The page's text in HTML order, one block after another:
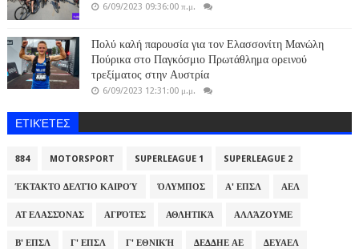
6/09/2023 09:36:00 π.μ.
Πολύ καλή παρουσία για τον Ελασσονίτη Μανώλη
Πούρικα στο Παγκόσμιο Πρωτάθλημα ορεινού
τρεξίματος στην Αυστρία
6/09/2023 12:31:00 μ.μ.
ΕΤΙΚΈΤΕΣ
884 MOTORSPORT SUPERLEAGUE 1 SUPERLEAGUE 2
ΈΚΤΑΚΤΟ ΔΕΛΤΊΟ ΚΑΙΡΟΎ ΌΛΥΜΠΟΣ Α' ΕΠΣΛ ΑΕΛ
ΑΤ ΕΛΑΣΣΌΝΑΣ ΑΓΡΌΤΕΣ ΑΘΛΗΤΙΚΆ ΑΛΛΆΖΟΥΜΕ
Β' ΕΠΣΛ Γ' ΕΠΣΛ Γ' ΕΘΝΙΚΉ ΔΕΔΔΗΕ ΑΕ ΔΕΥΑΕΛ